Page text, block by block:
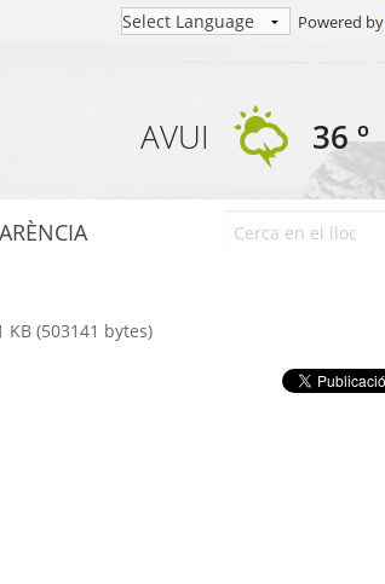
Powered by
AVUI 36 º
(503141 bytes)